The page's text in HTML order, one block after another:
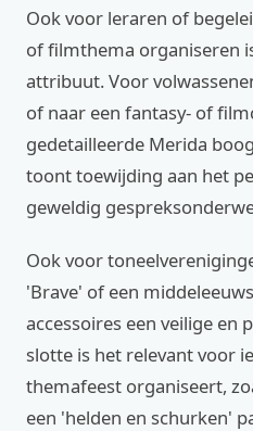
Ook voor leraren of
of filmthema organiseren
attribuut. Voor
of naar een fantasy- of
gedetailleerde Merida
toont toewijding aan het
geweldig
Ook voor
'Brave' of een
accessoires een veilige en
slotte is het relevant voor
themafeest organiseert,
een 'helden en schurken'